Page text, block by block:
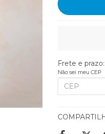
Frete e prazo:
Não sei meu CEP